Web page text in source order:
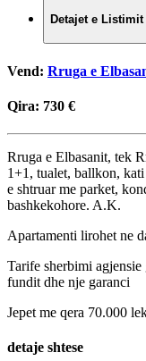
Detajet e Listimit
Vend: Rruga e
Qira: 730 €
Rruga e Elbasanit, tek
1+1, tualet, ballkon,
e shtruar me parket,
bashkekohore. A.K.
Apartamenti lirohet ne
Tarife sherbimi
fundit dhe nje garanci
Jepet me qera 70.000
detaje shtese